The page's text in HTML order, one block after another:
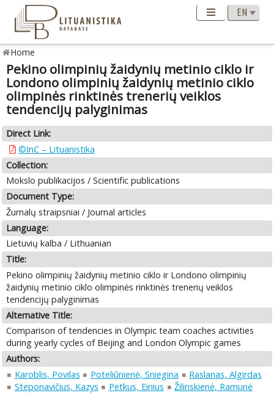
Home
Pekino olimpinių žaidynių metinio ciklo ir
Londono olimpinių žaidynių metinio ciklo
olimpinės rinktinės trenerių veiklos
tendencijų palyginimas
Direct Link:
©InC – Lituanistika
Collection:
Mokslo publikacijos / Scientific publications
Document Type:
Žurnalų straipsniai / Journal articles
Language:
Lietuvių kalba / Lithuanian
Title:
Pekino olimpinių žaidynių metinio ciklo ir Londono olimpinių
žaidynių metinio ciklo olimpinės rinktinės trenerių veiklos
tendencijų palyginimas
Alternative Title:
Comparison of tendencies in Olympic team coaches activities
during yearly cycles of Beijing and London Olympic games
Authors:
Karoblis, Povilas
Poteliūnienė, Sniegina
Raslanas, Algirdas
Steponavičius, Kazys
Petkus, Einius
Žilinskienė, Ramunė